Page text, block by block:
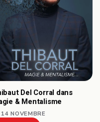
Del Corral dans
& Mentalisme
NOVEMBRE